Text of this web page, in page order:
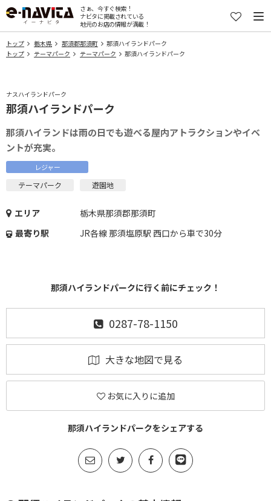
さぁ、今すぐ検索！
ナビタに掲載されている
地元のお店の情報が満載！
トップ 栃木県 那須郡那須町
那須ハイランドパーク
トップ
テーマパーク テーマパーク 那須ハイランドパーク
ナスハイランドパーク
那須ハイランドパーク
那須ハイランドは雨の日でも遊べる屋内アトラクションやイベ
ントが充実。
レジャー
テーマパーク 遊園地
エリア
栃木県那須郡那須町
最寄り駅
JR各線 那須塩原駅 西口から車で30分
那須ハイランドパークに行く前にチェック！
0287-78-1150
大きな地図で見る
お気に入りに追加
那須ハイランドパークをシェアする